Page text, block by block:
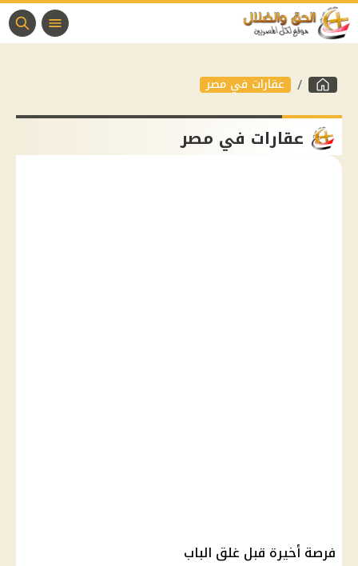
عقارات في مصر
عقارات في مصر
فرصة أخيرة قبل غلق الباب